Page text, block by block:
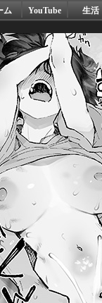
ム YouTube 生活